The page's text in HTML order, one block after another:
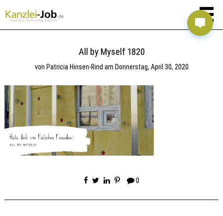
All by Myself 1820
von Patricia Hinsen-Rind am Donnerstag, April 30, 2020
0